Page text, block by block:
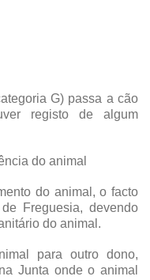
G) passa a cão
registo de algum
do animal
do animal, o facto
Freguesia, devendo
do animal.
para outro dono,
Junta onde o animal